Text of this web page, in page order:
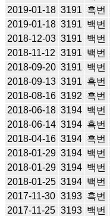
2019-01-18 3191 흑번
2019-01-18 3191 백번
2018-12-03 3191 백번
2018-11-12 3191 백번
2018-09-20 3191 백번
2018-09-13 3191 흑번
2018-08-16 3192 흑번
2018-06-18 3194 백번
2018-06-14 3194 흑번
2018-04-16 3194 흑번
2018-01-29 3194 백번
2018-01-29 3194 백번
2018-01-25 3194 백번
2017-11-30 3193 흑번
2017-11-25 3193 백번